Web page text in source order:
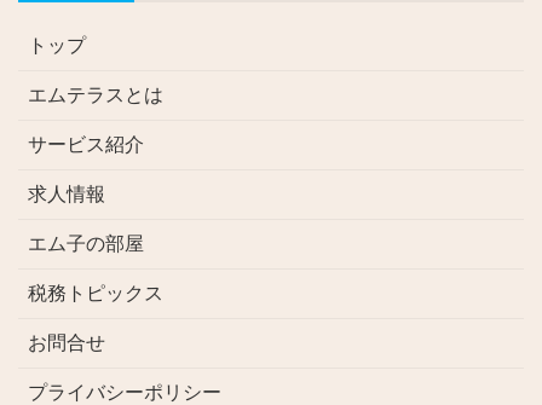
トップ
エムテラスとは
サービス紹介
求人情報
エム子の部屋
税務トピックス
お問合せ
プライバシーポリシー